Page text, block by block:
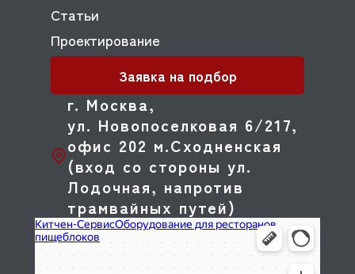
г. Москва,
ул. Новопоселковая 6/217,
офис 202 м.Сходненская
(вход со стороны ул.
Лодочная, напротив
трамвайных путей)
Статьи
Проектирование
Заявка на подбор